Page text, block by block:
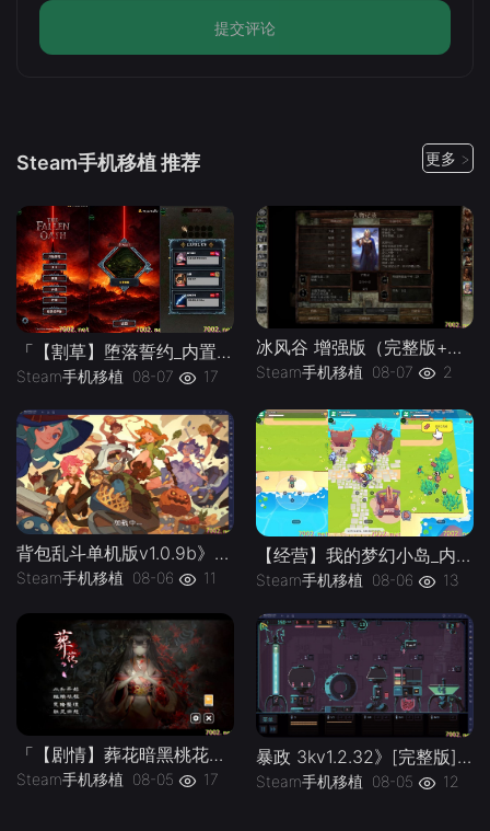
提交评论
Steam手机移植 推荐 更多 >
「【割草】堕落誓约_内置作弊菜单」-手机移植版下载-.均亲测可玩
Steam手机移植 08-07 17
冰风谷 增强版（完整版+菜单版）Steam移植 特别好评的龙与地下城规则奇幻角色扮演游戏！
Steam手机移植 08-07 2
背包乱斗单机版v1.0.9b》[完整版]Steam移植
Steam手机移植 08-06 11
【经营】我的梦幻小岛_内置作弊菜单」-手机移植版下载-.均亲测可玩
Steam手机移植 08-06 13
「【剧情】葬花暗黑桃花源v2.3_解锁完整版」-手机移植版下载-.均亲测可玩
Steam手机移植 08-05 17
暴政 3kv1.2.32》[完整版]Steam移植
Steam手机移植 08-05 12